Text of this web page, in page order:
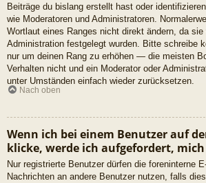
Beiträge du bislang erstellt hast oder
wie Moderatoren und Administratoren.
Wortlaut eines Ranges nicht direkt ändern, da sie
Administration festgelegt wurden. Bitte schreibe
nur um deinen Rang zu erhöhen — die meisten
Verhalten nicht und ein Moderator oder
unter Umständen einfach wieder zurücksetzen.
Nach oben
Wenn ich bei einem Benutzer auf
klicke, werde ich aufgefordert,
Nur registrierte Benutzer dürfen die foreninterne
Nachrichten an andere Benutzer nutzen, falls